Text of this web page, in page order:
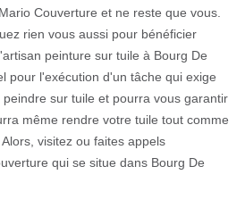
Couverture et ne reste que vous.
rien vous aussi pour bénéficier
peinture sur tuile à Bourg De
pour l'exécution d'un tâche qui exige
sur tuile et pourra vous garantir
même rendre votre tuile tout comme
visitez ou faites appels
qui se situe dans Bourg De